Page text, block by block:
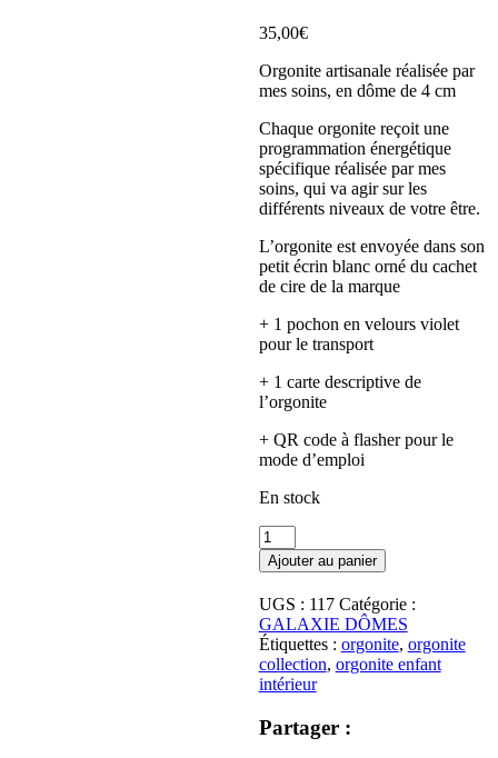
35,00€
Orgonite artisanale réalisée par
mes soins, en dôme de 4 cm
Chaque orgonite reçoit une
programmation énergétique
spécifique réalisée par mes
soins, qui va agir sur les
différents niveaux de votre être.
L’orgonite est envoyée dans son
petit écrin blanc orné du cachet
de cire de la marque
+ 1 pochon en velours violet
pour le transport
+ 1 carte descriptive de
l’orgonite
+ QR code à flasher pour le
mode d’emploi
En stock
quantité
de
Galaxie
Dôme
|
Soin
Enfant
intérieur
|
|
Ajouter au panier
UGS : 117 Catégorie :
GALAXIE DÔMES
Étiquettes : orgonite, orgonite
collection, orgonite enfant
intérieur
Partager :